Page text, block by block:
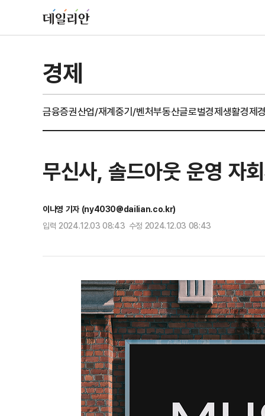
경제
금융증권산업/재계중기/벤처부동산글로벌경제생활경제
무신사, 솔드아웃 운영 자
이나영 기자 (ny4030@dailian.co.kr)
입력 2024.12.03 08:43 수정 2024.12.03 08:43